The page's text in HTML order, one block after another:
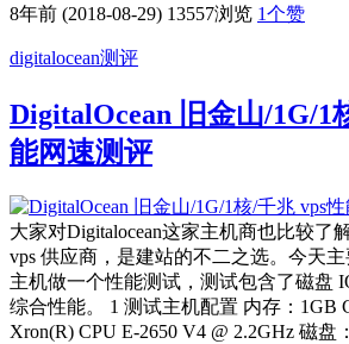
8年前 (2018-08-29) 13557浏览 1个赞
digitalocean测评
DigitalOcean 旧金山/1G/1
能网速测评
大家对Digitalocean这家主机商也比较了
vps 供应商，是建站的不二之选。今天主
主机做一个性能测试，测试包含了磁盘
综合性能。 1 测试主机配置 内存：1GB
Xron(R) CPU E-2650 V4 @ 2.2GHz 磁